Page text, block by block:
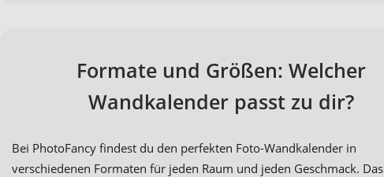
Formate und Größen: Welcher
Wandkalender passt zu dir?
Bei PhotoFancy findest du den perfekten Foto-Wandkalender in
verschiedenen Formaten für jeden Raum und jeden Geschmack. Das